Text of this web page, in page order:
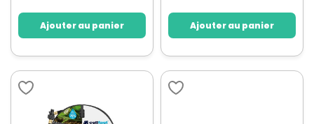
Ajouter au panier Ajouter au panier